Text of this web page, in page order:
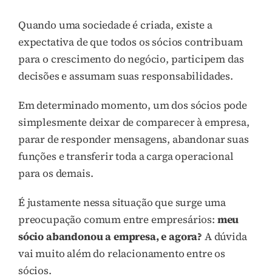
Quando uma sociedade é criada, existe a
expectativa de que todos os sócios contribuam
para o crescimento do negócio, participem das
decisões e assumam suas responsabilidades.
Em determinado momento, um dos sócios pode
simplesmente deixar de comparecer à empresa,
parar de responder mensagens, abandonar suas
funções e transferir toda a carga operacional
para os demais.
É justamente nessa situação que surge uma
preocupação comum entre empresários: meu
sócio abandonou a empresa, e agora? A dúvida
vai muito além do relacionamento entre os
sócios.